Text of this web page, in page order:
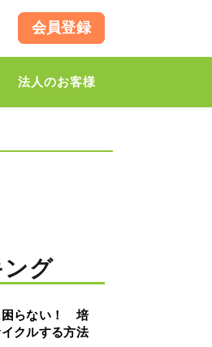
会員登録
法人のお客様
ング
困らない！ 培
クルする方法